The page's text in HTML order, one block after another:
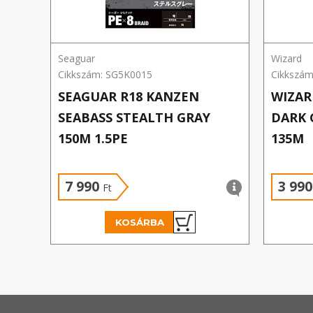
Seaguar
Cikkszám: SG5K0015
SEAGUAR R18 KANZEN
SEABASS STEALTH GRAY
150M 1.5PE
7 990 Ft
KOSÁRBA
Wizard
DARK
135M
3